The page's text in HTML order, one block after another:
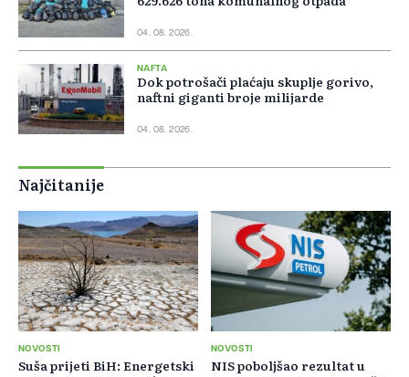
04. 08. 2026.
NAFTA
Dok potrošači plaćaju skuplje gorivo,
naftni giganti broje milijarde
04. 08. 2026.
Najčitanije
NOVOSTI
Suša prijeti BiH: Energetski
NOVOSTI
NIS poboljšao rezultat u